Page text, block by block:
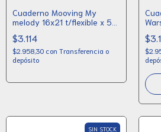
Cuaderno Mooving My
melody 16x21 t/flexible x 50
$3.114
$2.958,30 con Transferencia o
depósito
SIN STOCK